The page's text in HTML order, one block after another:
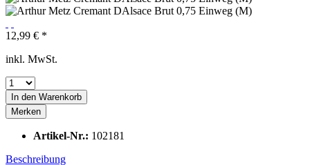
12,99 € *
inkl. MwSt.
In den Warenkorb
Merken
Artikel-Nr.: 102181
Beschreibung